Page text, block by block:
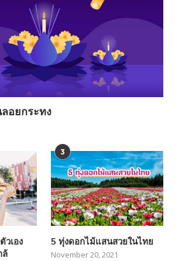
อยกระทง
วเอง
ล้
3
5 ทุ่งดอกไม้แสนสวยในไทย
November 20, 2021